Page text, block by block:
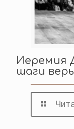
Иеремия
шаги